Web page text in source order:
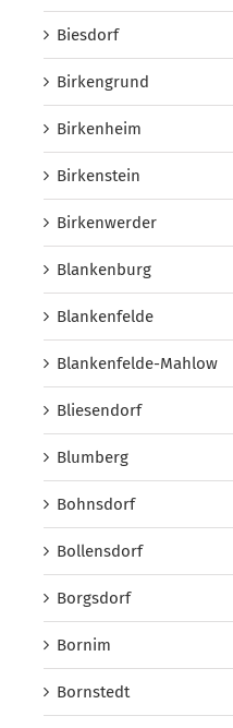
Biesdorf
Birkengrund
Birkenheim
Birkenstein
Birkenwerder
Blankenburg
Blankenfelde
Blankenfelde-Mahlow
Bliesendorf
Blumberg
Bohnsdorf
Bollensdorf
Borgsdorf
Bornim
Bornstedt